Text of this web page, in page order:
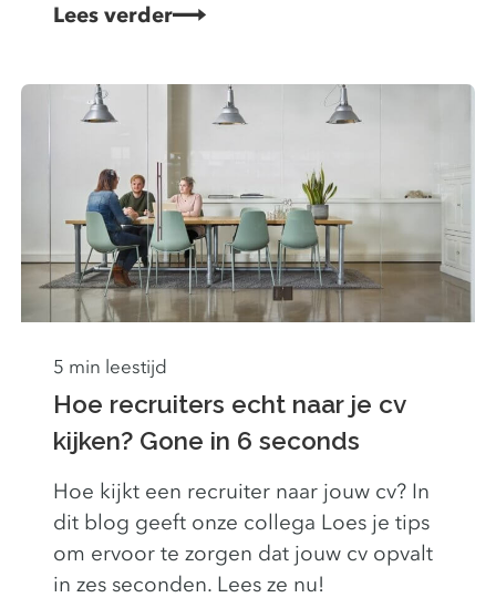
Lees verder
5 min leestijd
Hoe recruiters echt naar je cv
kijken? Gone in 6 seconds
Hoe kijkt een recruiter naar jouw cv? In
dit blog geeft onze collega Loes je tips
om ervoor te zorgen dat jouw cv opvalt
in zes seconden. Lees ze nu!